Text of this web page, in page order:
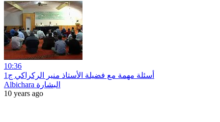
10:36
أسئلة مهمة مع فضيلة الأستاذ منير الركراكي ج1
Albichara البشارة
10 years ago